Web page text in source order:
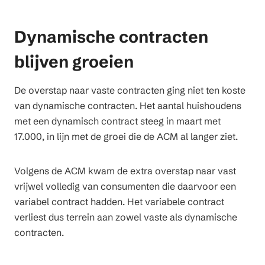
Dynamische contracten
blijven groeien
De overstap naar vaste contracten ging niet ten koste
van dynamische contracten. Het aantal huishoudens
met een dynamisch contract steeg in maart met
17.000, in lijn met de groei die de ACM al langer ziet.
Volgens de ACM kwam de extra overstap naar vast
vrijwel volledig van consumenten die daarvoor een
variabel contract hadden. Het variabele contract
verliest dus terrein aan zowel vaste als dynamische
contracten.